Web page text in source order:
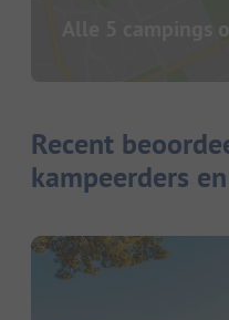
Alle 5 campings
Recent
kampeerders